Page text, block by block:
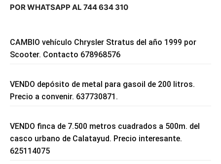
POR WHATSAPP AL 744 634 310
CAMBIO vehículo Chrysler Stratus del año 1999 por
Scooter. Contacto 678968576
VENDO depósito de metal para gasoil de 200 litros.
Precio a convenir. 637730871.
VENDO finca de 7.500 metros cuadrados a 500m. del
casco urbano de Calatayud. Precio interesante.
625114075